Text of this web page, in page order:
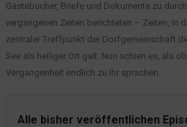
Gästebücher, Briefe und Dokumente zu
vergangenen Zeiten berichteten – Zeiten, in
zentraler Treffpunkt der Dorfgemeinschaft
See als heiliger Ort galt. Nun schien es, als
Vergangenheit endlich zu ihr sprachen.
Alle bisher veröffentlichen
Episode 30: Zwischen Alltag und
Was bisher geschah - was geschehen wird
Episode 29: Das Grollen aus der Tiefe
Episode 28: Das Echo aus der Tiefe
Episode 27: Ein spannender Alltag im